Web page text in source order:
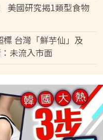
美國研究揭1類型食物
台灣「鮮芋仙」及
未流入市面